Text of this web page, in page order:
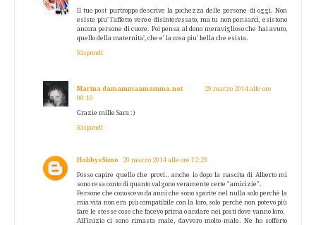
Il tuo post purtroppo descrive la pochezza delle persone di oggi. Non
esiste piu' l'affetto vero e disinteressato, ma tu non pensarci, esistono
ancora persone di cuore. Poi pensa al dono meraviglioso che hai avuto,
quello della maternita', che e' la cosa piu' bella che esista.
Rispondi
Marina damammaamamma.net
29 marzo 2014 alle ore
00:10
Grazie mille Sara :)
Rispondi
HobbysSimo 29 marzo 2014 alle ore 12:23
Posso capire quello che provi.. anche io dopo la nascita di Alberto mi
sono resa conto di quanto valgono veramente certe "amicizie".
Persone che conoscevo da anni che sono sparite nel nulla solo perchè la
mia vita non era più compatibile con la loro, solo perchè non potevo più
fare le stesse cose che facevo prima o andare nei posti dove vanno loro.
All'inizio ci sono rimasta male, davvero molto male. Ne ho sofferto